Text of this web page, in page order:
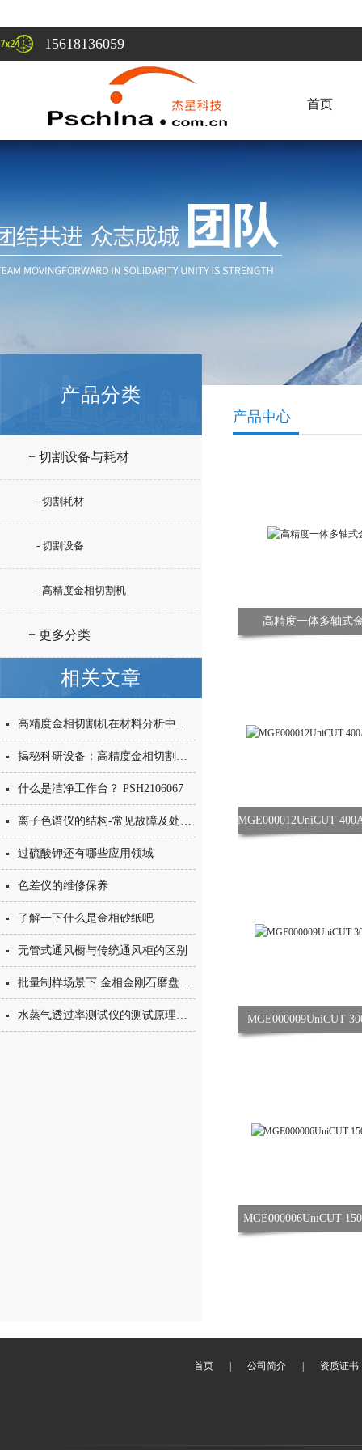
15618136059
首页
产品分类
+ 切割设备与耗材
- 切割耗材
- 切割设备
- 高精度金相切割机
+ 更多分类
相关文章
高精度金相切割机在材料分析中的核心作用与优势
揭秘科研设备：高精度金相切割机的工作原理与应用
什么是洁净工作台？ PSH2106067
离子色谱仪的结构-常见故障及处理方法
过硫酸钾还有哪些应用领域
色差仪的维修保养
了解一下什么是金相砂纸吧
无管式通风橱与传统通风柜的区别
批量制样场景下 金相金刚石磨盘的耐用性表现
水蒸气透过率测试仪的测试原理和检测意义
产品中心
高精度一体多轴式
MGE000012UniCUT
MGE000009UniCUT
MGE000006UniCUT
首页 公司简介 资质证书